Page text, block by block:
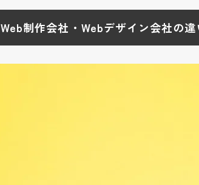
Web制作会社の選び方と比較で見る
強み・特徴・制作実績から判
費用相場・見積もりで失敗し
Webデザインで本当に成果は上がる
Web制作会社・Webデザイン会社の